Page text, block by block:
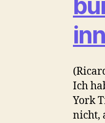
Ich
York
nicht,